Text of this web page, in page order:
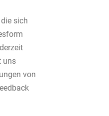
sich
uns
von